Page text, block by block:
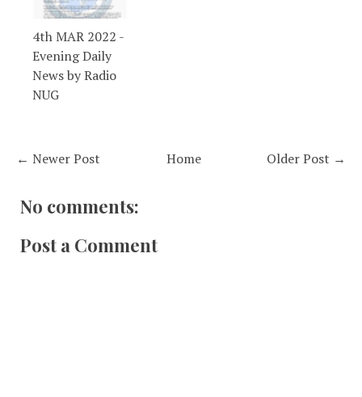
4th MAR 2022 -
Evening Daily
News by Radio
NUG
← Newer Post Older Post →
Home
No comments:
Post a Comment